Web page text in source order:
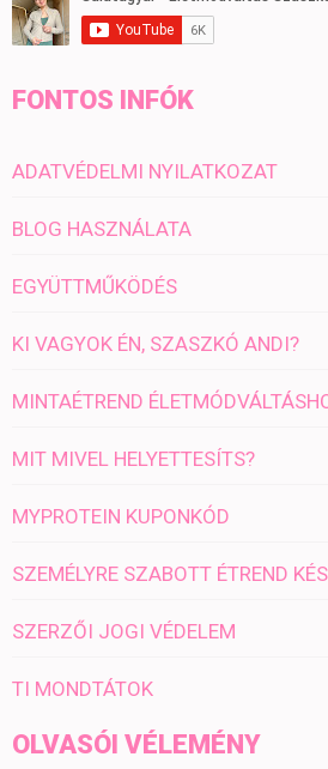
FONTOS INFÓK
ADATVÉDELMI NYILATKOZAT
BLOG HASZNÁLATA
EGYÜTTMŰKÖDÉS
KI VAGYOK ÉN, SZASZKÓ ANDI?
MINTAÉTREND
MIT MIVEL HELYETTESÍTS?
MYPROTEIN KUPONKÓD
SZEMÉLYRE SZABOTT ÉTREND
SZERZŐI JOGI VÉDELEM
TI MONDTÁTOK
OLVASÓI VÉLEMÉNY